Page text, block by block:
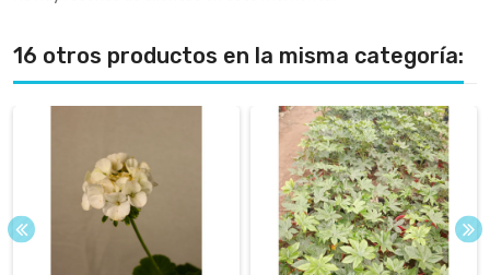
16 otros productos en la misma categoría: